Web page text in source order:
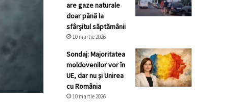
are gaze naturale
doar până la
sfârșitul săptămânii
10 martie 2026
Sondaj: Majoritatea
moldovenilor vor în
UE, dar nu și Unirea
cu România
10 martie 2026